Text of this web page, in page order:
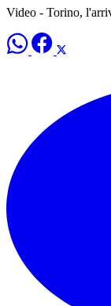
Video - Torino,